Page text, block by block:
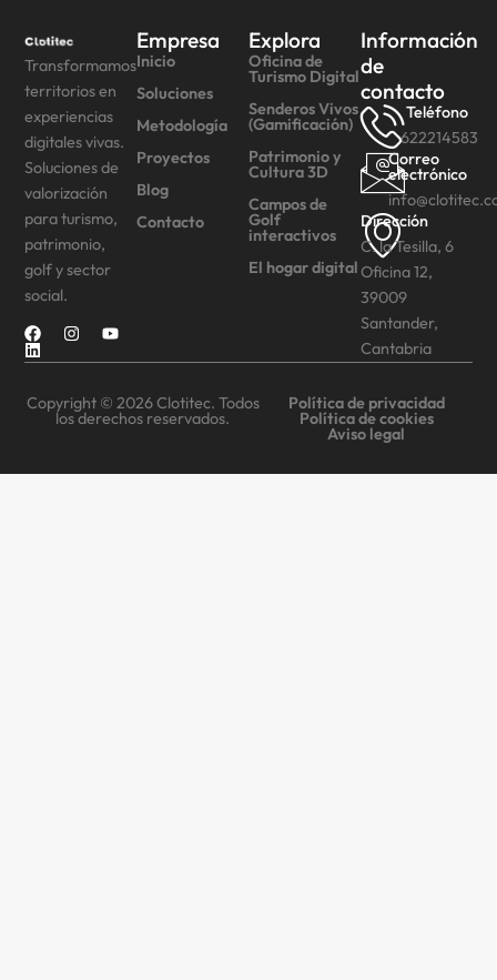
Transformamos
territorios en
experiencias
digitales vivas.
Soluciones de
valorización
para turismo,
patrimonio,
golf y sector
social.
Empresa
Inicio
Soluciones
Metodología
Proyectos
Blog
Contacto
Explora
Oficina de
Turismo Digital
Senderos Vivos
(Gamificación)
Patrimonio y
Cultura 3D
Campos de
Golf
interactivos
El hogar digital
Información
de
contacto
Teléfono
622214583
Correo
electrónico
Dirección
C. la Tesilla, 6
Oficina 12,
39009
Santander,
Cantabria
Copyright © 2026 Clotitec. Todos
los derechos reservados.
Política de privacidad
Política de cookies
Aviso legal